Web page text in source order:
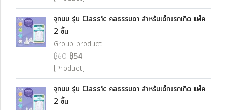
จุกนม รุ่น Classic คอธรรมดา สำหรับเด็กแรกเกิด แพ็ค
2 ชิ้น
Group product
฿60 ฿54
(Product)
จุกนม รุ่น Classic คอธรรมดา สำหรับเด็กแรกเกิด แพ็ค
2 ชิ้น